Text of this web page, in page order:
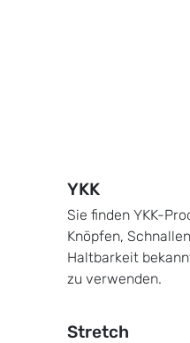
YKK
Sie finden YKK-
Knöpfen,
Haltbarkeit
zu verwenden.
Stretch